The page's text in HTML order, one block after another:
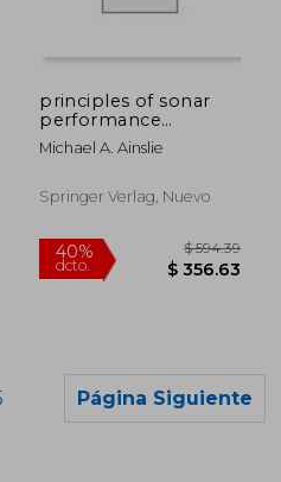
40%
principles of sonar
performance
modelling
Michael A. Ainslie
Springer Verlag, Nuevo
Página Siguiente